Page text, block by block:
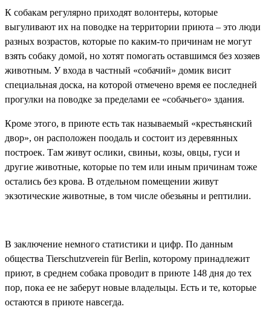
К собакам регулярно приходят волонтеры, которые
выгуливают их на поводке на территории приюта – это люди
разных возрастов, которые по каким-то причинам не могут
взять собаку домой, но хотят помогать оставшимся без хозяев
животным. У входа в частный «собачий» домик висит
специальная доска, на которой отмечено время ее последней
прогулки на поводке за пределами ее «собачьего» здания.
Кроме этого, в приюте есть так называемый «крестьянский
двор», он расположен поодаль и состоит из деревянных
построек. Там живут ослики, свиньи, козы, овцы, гуси и
другие животные, которые по тем или иным причинам тоже
остались без крова. В отдельном помещении живут
экзотические животные, в том числе обезьяны и рептилии.
В заключение немного статистики и цифр. По данным
общества Tierschutzverein für Berlin, которому принадлежит
приют, в среднем собака проводит в приюте 148 дня до тех
пор, пока ее не заберут новые владельцы. Есть и те, которые
остаются в приюте навсегда.